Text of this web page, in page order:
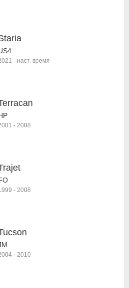
- наст. время
- 2008
- 2008
- 2010